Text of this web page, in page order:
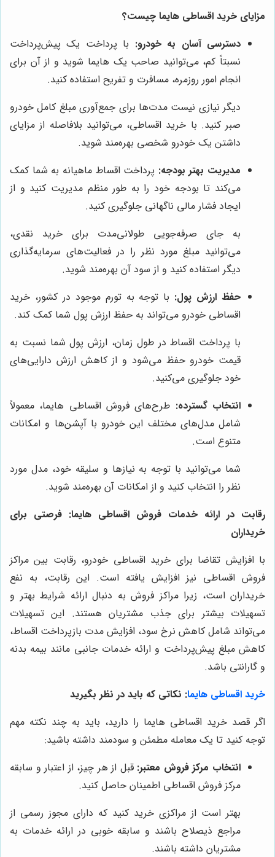
مزایای خرید اقساطی هایما چیست؟
دسترسی آسان به خودرو: با پرداخت یک پیش‌پرداخت
نسبتاً کم، می‌توانید صاحب یک هایما شوید و از آن برای
انجام امور روزمره، مسافرت و تفریح استفاده کنید.
دیگر نیازی نیست مدت‌ها برای جمع‌آوری مبلغ کامل خودرو
صبر کنید. با خرید اقساطی، می‌توانید بلافاصله از مزایای
داشتن یک خودرو شخصی بهره‌مند شوید.
مدیریت بهتر بودجه: پرداخت اقساط ماهیانه به شما کمک
می‌کند تا بودجه خود را به طور منظم مدیریت کنید و از
ایجاد فشار مالی ناگهانی جلوگیری کنید.
به جای صرفه‌جویی طولانی‌مدت برای خرید نقدی،
می‌توانید مبلغ مورد نظر را در فعالیت‌های سرمایه‌گذاری
دیگر استفاده کنید و از سود آن بهره‌مند شوید.
حفظ ارزش پول: با توجه به تورم موجود در کشور، خرید
اقساطی خودرو می‌تواند به حفظ ارزش پول شما کمک کند.
با پرداخت اقساط در طول زمان، ارزش پول شما نسبت به
قیمت خودرو حفظ می‌شود و از کاهش ارزش دارایی‌های
خود جلوگیری می‌کنید.
انتخاب گسترده: طرح‌های فروش اقساطی هایما، معمولاً
شامل مدل‌های مختلف این خودرو با آپشن‌ها و امکانات
متنوع است.
شما می‌توانید با توجه به نیازها و سلیقه خود، مدل مورد
نظر را انتخاب کنید و از امکانات آن بهره‌مند شوید.
رقابت در ارائه خدمات فروش اقساطی هایما: فرصتی برای
خریداران
با افزایش تقاضا برای خرید اقساطی خودرو، رقابت بین مراکز
فروش اقساطی نیز افزایش یافته است. این رقابت، به نفع
خریداران است، زیرا مراکز فروش به دنبال ارائه شرایط بهتر و
تسهیلات بیشتر برای جذب مشتریان هستند. این تسهیلات
می‌تواند شامل کاهش نرخ سود، افزایش مدت بازپرداخت اقساط،
کاهش مبلغ پیش‌پرداخت و ارائه خدمات جانبی مانند بیمه بدنه
و گارانتی باشد.
خرید اقساطی هایما: نکاتی که باید در نظر بگیرید
اگر قصد خرید اقساطی هایما را دارید، باید به چند نکته مهم
توجه کنید تا یک معامله مطمئن و سودمند داشته باشید:
انتخاب مرکز فروش معتبر: قبل از هر چیز، از اعتبار و سابقه
مرکز فروش اقساطی اطمینان حاصل کنید.
بهتر است از مراکزی خرید کنید که دارای مجوز رسمی از
مراجع ذیصلاح باشند و سابقه خوبی در ارائه خدمات به
مشتریان داشته باشند.